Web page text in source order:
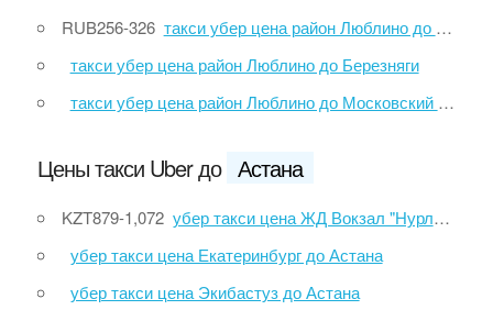
RUB256-326 такси убер цена район Люблино до Беседы
такси убер цена район Люблино до Березняги
такси убер цена район Люблино до Московский аэропорт Домодедово
Цены такси Uber до Астана
KZT879-1,072 убер такси цена ЖД Вокзал "Нурлы ЖОЛ" до Астана
убер такси цена Екатеринбург до Астана
убер такси цена Экибастуз до Астана